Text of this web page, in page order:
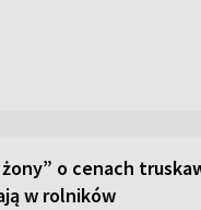
o cenach
w rolników